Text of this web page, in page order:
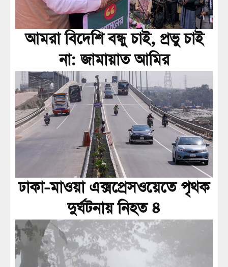
আমরা বিদেশি বন্ধু চাই, প্রভু চাই
না: জামায়াত আমির
ঢাকা-মাওয়া এক্সপ্রেসওয়েতে পৃথক
দুর্ঘটনায় নিহত ৪